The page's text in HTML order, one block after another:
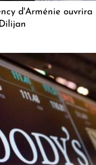
d'Arménie ouvrira